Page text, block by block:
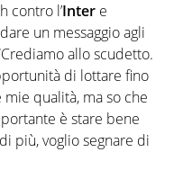
contro l’Inter e
un messaggio agli
allo scudetto.
di lottare fino
qualità, ma so che
è stare bene
più, voglio segnare di